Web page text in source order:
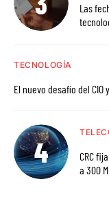
Las
TECNOLOGÍA
El nuevo desafío del
CRC
a 300